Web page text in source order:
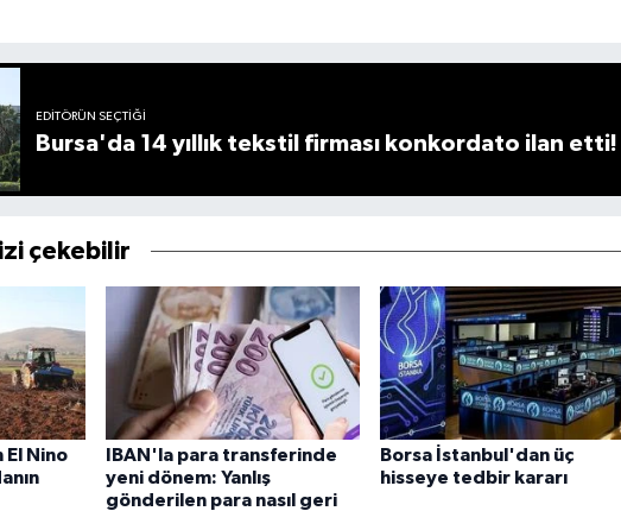
EDITÖRÜN SEÇTIĞI
Bursa'da 14 yıllık tekstil firması konkordato ilan etti!
çekebilir
El Nino
IBAN'la para transferinde
yeni dönem: Yanlış
gönderilen para nasıl geri
Borsa İstanbul'dan üç
hisseye tedbir kararı